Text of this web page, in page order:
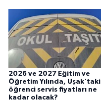
2026 ve 2027 Eğitim ve
Öğretim Yılında, Uşak'taki
öğrenci servis fiyatları ne
kadar olacak?